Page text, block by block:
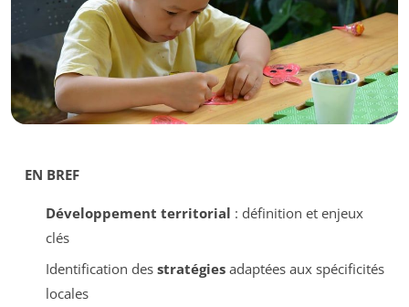
EN BREF
Développement territorial : définition et enjeux
clés
Identification des stratégiesadaptées aux spécificités
locales